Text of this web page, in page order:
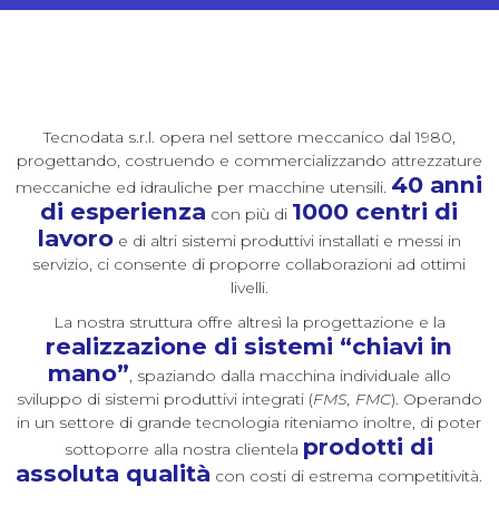
Tecnodata s.r.l. opera nel settore meccanico dal 1980,
progettando, costruendo e commercializzando attrezzature
meccaniche ed idrauliche per macchine utensili. 40 anni
di esperienza con più di 1000 centri di
lavoroe di altri sistemi produttivi installati e messi in
servizio, ci consente di proporre collaborazioni ad ottimi
livelli.
La nostra struttura offre altresì la progettazione e la
realizzazione di sistemi “chiavi in
mano”, spaziando dalla macchina individuale allo
sviluppo di sistemi produttivi integrati (FMS, FMC). Operando
in un settore di grande tecnologia riteniamo inoltre, di poter
sottoporre alla nostra clientela prodotti di
assoluta qualità con costi di estrema competitività.